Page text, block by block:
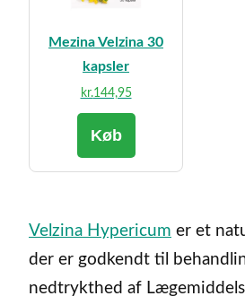
Mezina Velzina 30
kapsler
kr.144,95
Køb
Velzina Hypericum er et
der er godkendt til
nedtrykthed af